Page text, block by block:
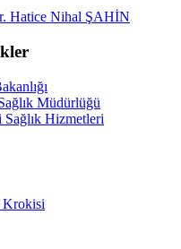
Hatice Nihal ŞAHİN
Müdürlüğü
Hizmetleri
Krokisi